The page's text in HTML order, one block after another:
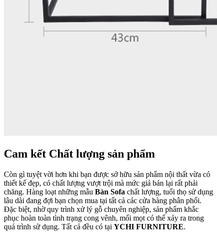
Cam kết Chất lượng sản phẩm
Còn gì tuyệt vời hơn khi bạn được sở hữu sản phẩm nội thất vừa có
thiết kế đẹp, có chất lượng vượt trội mà mức giá bán lại rất phải
chăng. Hàng loạt những mẫu Bàn Sofa chất lượng, tuổi thọ sử dụng
lâu dài đang đợi bạn chọn mua tại tất cả các cửa hàng phân phối.
Đặc biệt, nhờ quy trình xử lý gỗ chuyên nghiệp, sản phẩm khắc
phục hoàn toàn tình trạng cong vênh, mối mọt có thể xảy ra trong
quá trình sử dụng. Tất cả đều có tại YCHI FURNITURE.